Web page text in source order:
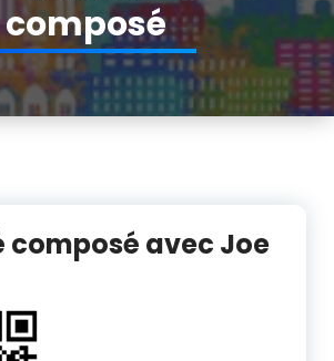
composé
composé avec Joe